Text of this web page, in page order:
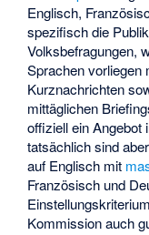
Englisch,
spezifisch die
Volksbefragungen,
Sprachen vorliegen
Kurznachrichten
mittäglichen
offiziell ein Angebot
tatsächlich sind
auf Englisch mit
Französisch und
Kommission auch